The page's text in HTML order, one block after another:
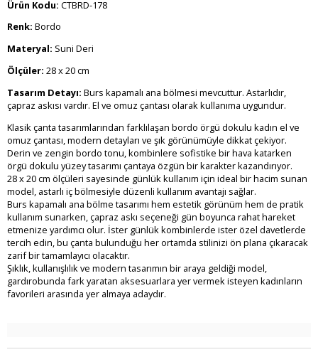
Ürün Kodu: CTBRD-178
Renk: Bordo
Materyal: Suni Deri
Ölçüler: 28 x 20 cm
Tasarım Detayı: Burs kapamalı ana bölmesi mevcuttur. Astarlıdır,
çapraz askısı vardır. El ve omuz çantası olarak kullanıma uygundur.
Klasik çanta tasarımlarından farklılaşan bordo örgü dokulu kadın el ve
omuz çantası, modern detayları ve şık görünümüyle dikkat çekiyor.
Derin ve zengin bordo tonu, kombinlere sofistike bir hava katarken
örgü dokulu yüzey tasarımı çantaya özgün bir karakter kazandırıyor.
28 x 20 cm ölçüleri sayesinde günlük kullanım için ideal bir hacim sunan
model, astarlı iç bölmesiyle düzenli kullanım avantajı sağlar.
Burs kapamalı ana bölme tasarımı hem estetik görünüm hem de pratik
kullanım sunarken, çapraz askı seçeneği gün boyunca rahat hareket
etmenize yardımcı olur. İster günlük kombinlerde ister özel davetlerde
tercih edin, bu çanta bulunduğu her ortamda stilinizi ön plana çıkaracak
zarif bir tamamlayıcı olacaktır.
Şıklık, kullanışlılık ve modern tasarımın bir araya geldiği model,
gardırobunda fark yaratan aksesuarlara yer vermek isteyen kadınların
favorileri arasında yer almaya adaydır.